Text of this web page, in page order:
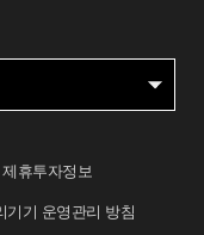
휴투자정보
기기 운영관리 방침